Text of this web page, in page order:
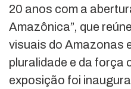
20 anos com a
Amazônica”, que
visuais do Amazonas
pluralidade e da força
exposição foi